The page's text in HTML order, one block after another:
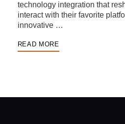
technology integration that
interact with their favorite
innovative …
READ MORE